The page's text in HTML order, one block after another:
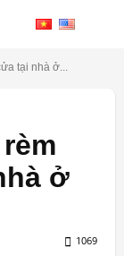
tại nhà ở...
ở
1069